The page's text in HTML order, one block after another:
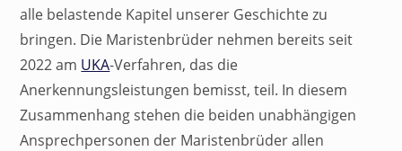
alle belastende Kapitel unserer Geschichte zu
bringen. Die Maristenbrüder nehmen bereits seit
2022 am UKA-Verfahren, das die
Anerkennungsleistungen bemisst, teil. In diesem
Zusammenhang stehen die beiden unabhängigen
Ansprechpersonen der Maristenbrüder allen